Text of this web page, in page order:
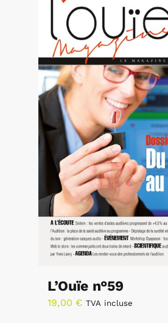
L’Ouïe n°59
19,00 € TVA incluse